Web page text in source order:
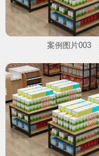
案例图片003